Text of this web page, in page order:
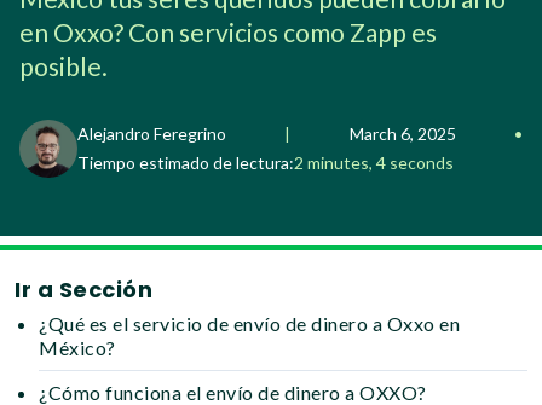
en Oxxo? Con servicios como Zapp es
posible.
Alejandro Feregrino | March 6, 2025
•
Tiempo estimado de lectura:2 minutes, 4 seconds
Ir a Sección
¿Qué es el servicio de envío de dinero a Oxxo en
México?
¿Cómo funciona el envío de dinero a OXXO?